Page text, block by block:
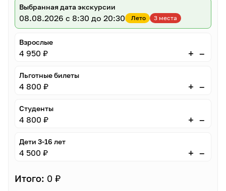
Выбранная дата экскурсии
08.08.2026 с 8:30 до 20:30 Лето 3 места
Взрослые
4 950 ₽ + –
Льготные билеты
4 800 ₽ + –
Студенты
4 800 ₽ + –
Дети 3-16 лет
4 500 ₽ + –
Итого: 0 ₽